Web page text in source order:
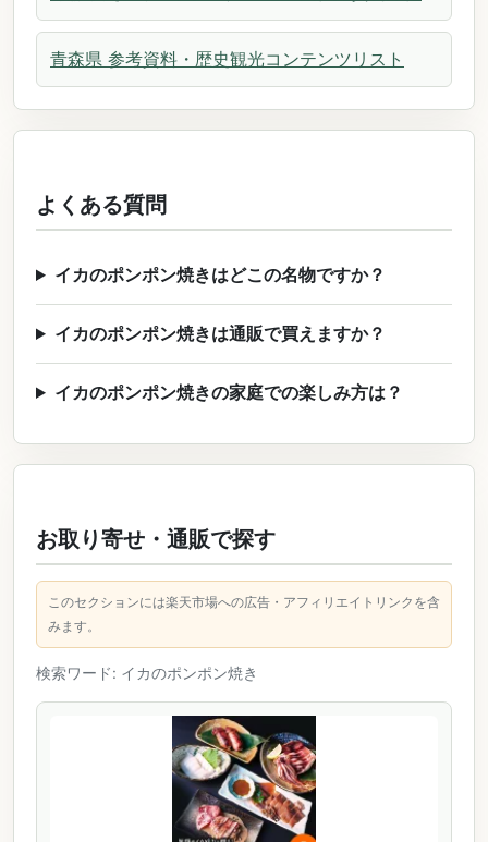
青森県 参考資料・歴史観光コンテンツリスト
よくある質問
イカのポンポン焼きはどこの名物ですか？
イカのポンポン焼きは通販で買えますか？
イカのポンポン焼きの家庭での楽しみ方は？
お取り寄せ・通販で探す
このセクションには楽天市場への広告・アフィリエイトリンクを含
みます。
検索ワード: イカのポンポン焼き